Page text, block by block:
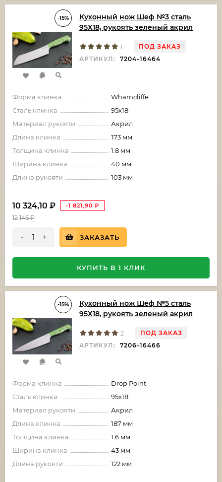
-15%
Кухонный нож Шеф №3 сталь
95Х18, рукоять зеленый акрил
1
ПОД ЗАКАЗ
АРТИКУЛ:
7204-16464
Форма клинка
Wharncliffe
Сталь клинка
95х18
Материал рукояти
Акрил
Длина клинка
173 мм
Толщина клинка
1.8 мм
Ширина клинка
40 мм
Длина рукояти
103 мм
10 324,10 ₽ -1 821,90 ₽
12 146₽
- + ЗАКАЗАТЬ
КУПИТЬ В 1 КЛИК
-15%
Кухонный нож Шеф №5 сталь
95Х18, рукоять зеленый акрил
2
ПОД ЗАКАЗ
АРТИКУЛ:
7206-16466
Форма клинка
Drop Point
Сталь клинка
95х18
Материал рукояти
Акрил
Длина клинка
187 мм
Толщина клинка
1.6 мм
Ширина клинка
43 мм
Длина рукояти
122 мм